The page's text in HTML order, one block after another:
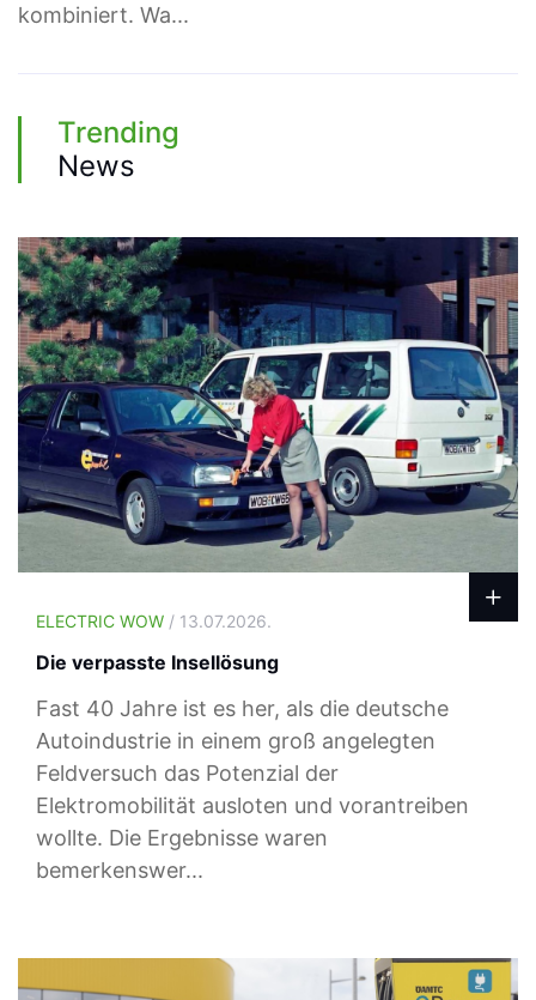
kombiniert. Wa...
Trending
News
ELECTRIC WOW / 13.07.2026.
Die verpasste Insellösung
Fast 40 Jahre ist es her, als die deutsche
Autoindustrie in einem groß angelegten
Feldversuch das Potenzial der
Elektromobilität ausloten und vorantreiben
wollte. Die Ergebnisse waren
bemerkenswer...